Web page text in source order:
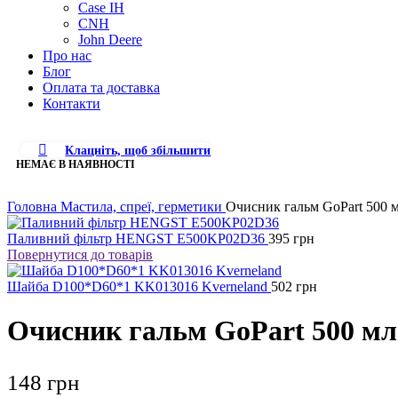
Case IH
CNH
John Deere
Про нас
Блог
Оплата та доставка
Контакти
НЕМАЄ В НАЯВНОСТІ
Клацніть, щоб збільшити
Головна Мастила, спреї, герметики Очисник гальм GoPart 500
Паливний фільтр HENGST E500KP02D36 395 грн
Повернутися до товарів
Шайба D100*D60*1 KK013016 Kverneland 502 грн
Очисник гальм GoPart 500 мл
148 грн